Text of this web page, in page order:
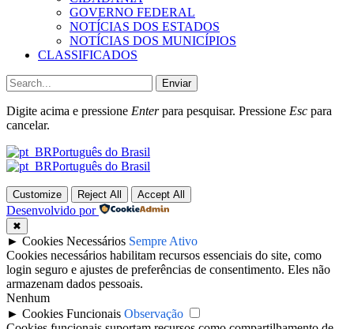
GOVERNO FEDERAL
NOTÍCIAS DOS ESTADOS
NOTÍCIAS DOS MUNICÍPIOS
CLASSIFICADOS
Enviar
Digite acima e pressione Enterpara pesquisar. Pressione Esc para
cancelar.
Português do Brasil
Português do Brasil
Customize Reject All Accept All
Desenvolvido por
✖
► Cookies Necessários Sempre Ativo
Cookies necessários habilitam recursos essenciais do site, como
login seguro e ajustes de preferências de consentimento. Eles não
armazenam dados pessoais.
Nenhum
► Cookies Funcionais Observação